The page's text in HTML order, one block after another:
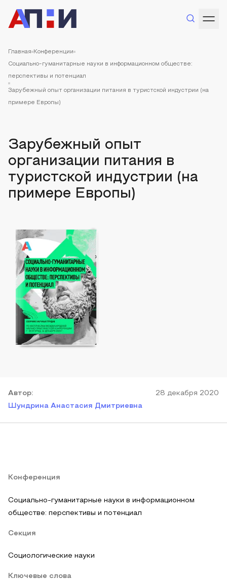
Главная Конференции
Социально-гуманитарные науки в информационном обществе:
перспективы и потенциал
Зарубежный опыт организации питания в туристской индустрии (на
примере Европы)
Зарубежный опыт
организации питания в
туристской индустрии (на
примере Европы)
Автор:
Шундрина Анастасия Дмитриевна
28 декабря 2020
Конференция
Социально-гуманитарные науки в информационном
обществе: перспективы и потенциал
Секция
Социологические науки
Ключевые слова